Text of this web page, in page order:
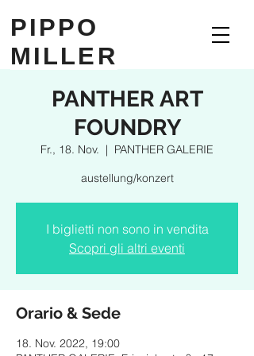
PIPPO
MILLER
PANTHER ART
FOUNDRY
Fr., 18. Nov.
  |
PANTHER GALERIE
austellung/konzert
I biglietti non sono in vendita
Scopri gli altri eventi
Orario & Sede
18. Nov. 2022, 19:00